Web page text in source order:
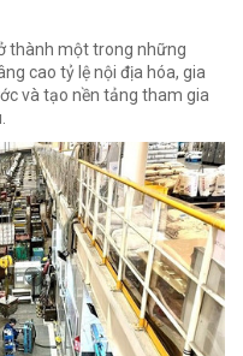
thành một trong những
cao tỷ lệ nội địa hóa, gia
và tạo nền tảng tham gia